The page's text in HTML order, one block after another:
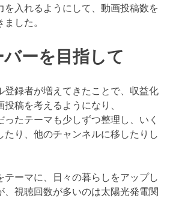
を入れるようにして、動画投稿数を
した。
ーを目指して
登録者が増えてきたことで、収益化
稿を考えるようになり、
たテーマも少しずつ整理し、いく
たり、他のチャンネルに移したりし
テーマに、日々の暮らしをアップし
、視聴回数が多いのは太陽光発電関